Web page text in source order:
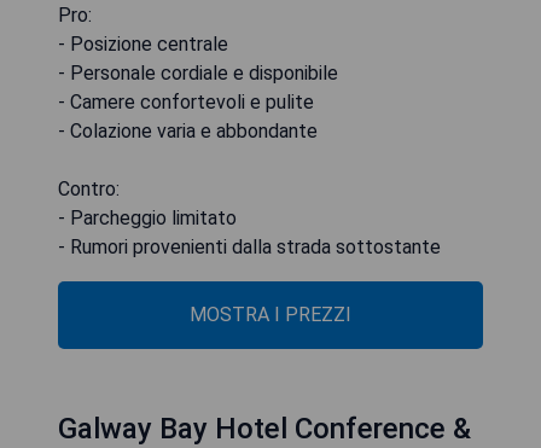
Pro:
- Posizione centrale
- Personale cordiale e disponibile
- Camere confortevoli e pulite
- Colazione varia e abbondante
Contro:
- Parcheggio limitato
- Rumori provenienti dalla strada sottostante
MOSTRA I PREZZI
Galway Bay Hotel Conference &